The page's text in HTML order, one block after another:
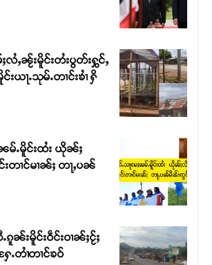
ၢင်ၸႂ်ၵူၼ်းမိူင်း ၵူႈတီႈၵူႈလႅၼ်ပေႃးတေၸွ
ႈၾႃႉၼၼ်ႉ ၶဝ်ႈႁူမ်ႈၵမ်ႉထႅမ် ၸုမ်းၶၢ
ၽူႈတွႆႇႁွၵ်ႈ လႆႈယူႇၶႃႈဢေႃႈ။
လႆႇၼႂ်းမိူင်းတႆးပွတ်းႁွင်ႇ
းယႃႉသုမ်ႉတၢင်းၶၢႆ ႁိ
မ်ႉမိူင်းထႆး ယိုၼ်ႈ
တၢင်မၢၼ်ႈ တႃႇပၼ်
ၵူၼ်းမိူင်းဝဵင်းဝၢၼ်ႈငႂ်ႈ
ႄႉတၢႆတၢင်ၶဝ်